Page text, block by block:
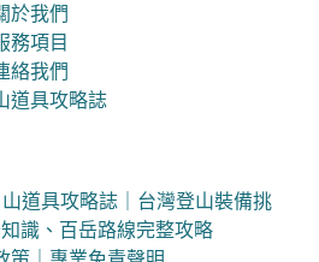
於我們
務項目
絡我們
道具攻略誌
道具攻略誌｜台灣登山裝備挑
識、百岳路線完整攻略